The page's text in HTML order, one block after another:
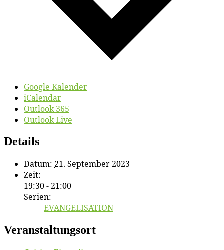
Google Kalender
iCalendar
Outlook 365
Outlook Live
Details
Datum: 21. September 2023
Zeit:
19:30 - 21:00
Serien:
EVANGELISATION
Veranstaltungsort